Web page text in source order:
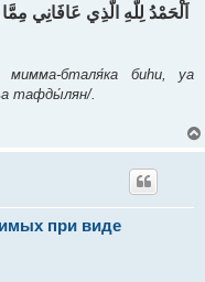
اَلْحَمْدُ لِلَّهِ الَّذِي عَافَانِي
мимма-бталя́ка биhи, уа
тафды́лян/.
при виде